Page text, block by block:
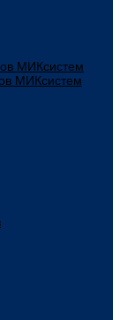
МИКсистем
МИКсистем